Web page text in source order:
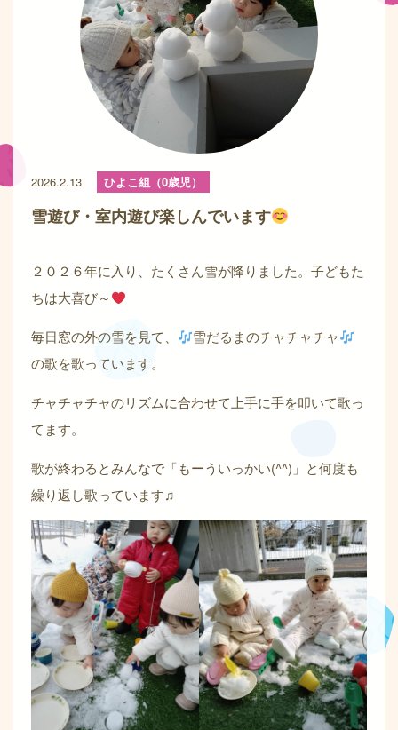
2026.2.13 ひよこ組（0歳児）
雪遊び・室内遊び楽しんでいます
２０２６年に入り、たくさん雪が降りました。子どもた
ちは大喜び～
毎日窓の外の雪を見て、
雪だるまのチャチャチャ
の歌を歌っています。
チャチャチャのリズムに合わせて上手に手を叩いて歌っ
てます。
歌が終わるとみんなで「もーういっかい(^^)」と何度も
繰り返し歌っています♫